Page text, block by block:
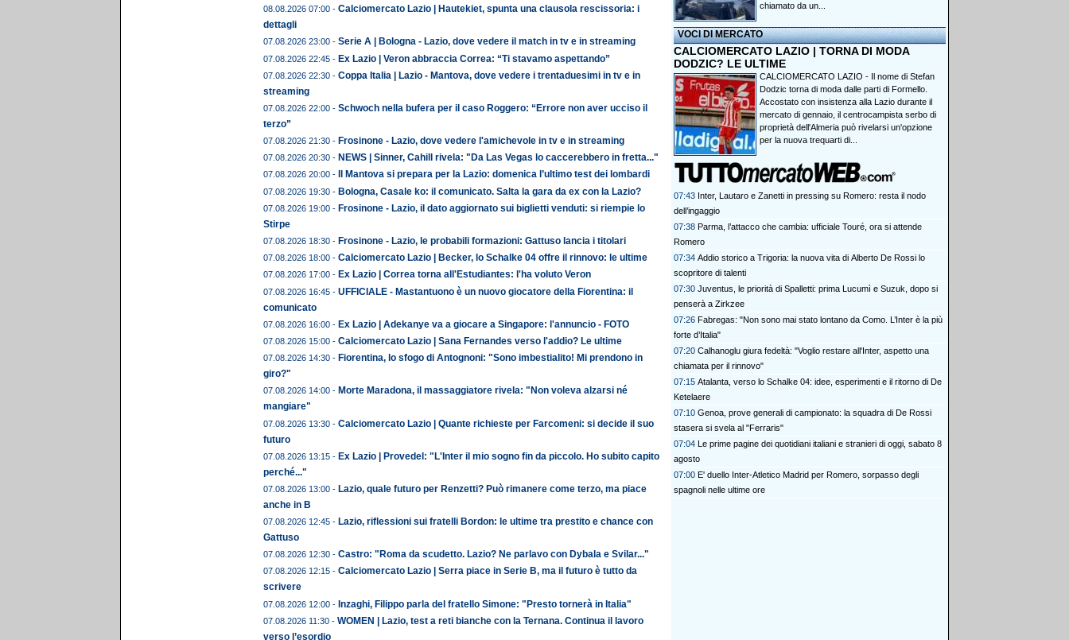
08.08.2026 07:00 - Calciomercato Lazio | Hautekiet, spunta una clausola rescissoria: i
dettagli
07.08.2026 23:00 - Serie A | Bologna - Lazio, dove vedere il match in tv e in streaming
07.08.2026 22:45 - Ex Lazio | Veron abbraccia Correa: “Ti stavamo aspettando”
07.08.2026 22:30 - Coppa Italia | Lazio - Mantova, dove vedere i trentaduesimi in tv e in
streaming
07.08.2026 22:00 - Schwoch nella bufera per il caso Roggero: “Errore non aver ucciso il
terzo”
07.08.2026 21:30 - Frosinone - Lazio, dove vedere l'amichevole in tv e in streaming
07.08.2026 20:30 - NEWS | Sinner, Cahill rivela: "Da Las Vegas lo caccerebbero in fretta..."
07.08.2026 20:00 - Il Mantova si prepara per la Lazio: domenica l’ultimo test dei lombardi
07.08.2026 19:30 - Bologna, Casale ko: il comunicato. Salta la gara da ex con la Lazio?
07.08.2026 19:00 - Frosinone - Lazio, il dato aggiornato sui biglietti venduti: si riempie lo
Stirpe
07.08.2026 18:30 - Frosinone - Lazio, le probabili formazioni: Gattuso lancia i titolari
07.08.2026 18:00 - Calciomercato Lazio | Becker, lo Schalke 04 offre il rinnovo: le ultime
07.08.2026 17:00 - Ex Lazio | Correa torna all'Estudiantes: l'ha voluto Veron
07.08.2026 16:45 - UFFICIALE - Mastantuono è un nuovo giocatore della Fiorentina: il
comunicato
07.08.2026 16:00 - Ex Lazio | Adekanye va a giocare a Singapore: l'annuncio - FOTO
07.08.2026 15:00 - Calciomercato Lazio | Sana Fernandes verso l'addio? Le ultime
07.08.2026 14:30 - Fiorentina, lo sfogo di Antognoni: "Sono imbestialito! Mi prendono in
giro?"
07.08.2026 14:00 - Morte Maradona, il massaggiatore rivela: "Non voleva alzarsi né
mangiare"
07.08.2026 13:30 - Calciomercato Lazio | Quante richieste per Farcomeni: si decide il suo
futuro
07.08.2026 13:15 - Ex Lazio | Provedel: "L'Inter il mio sogno fin da piccolo. Ho subito capito
perché..."
07.08.2026 13:00 - Lazio, quale futuro per Renzetti? Può rimanere come terzo, ma piace
anche in B
07.08.2026 12:45 - Lazio, riflessioni sui fratelli Bordon: le ultime tra prestito e chance con
Gattuso
07.08.2026 12:30 - Castro: "Roma da scudetto. Lazio? Ne parlavo con Dybala e Svilar..."
07.08.2026 12:15 - Calciomercato Lazio | Serra piace in Serie B, ma il futuro è tutto da
scrivere
07.08.2026 12:00 - Inzaghi, Filippo parla del fratello Simone: "Presto tornerà in Italia"
07.08.2026 11:30 - WOMEN | Lazio, test a reti bianche con la Ternana. Continua il lavoro
verso l’esordio
chiamato da un...
VOCI DI MERCATO
CALCIOMERCATO LAZIO | TORNA DI MODA
DODZIC? LE ULTIME
CALCIOMERCATO LAZIO - Il nome di Stefan
Dodzic torna di moda dalle parti di Formello.
Accostato con insistenza alla Lazio durante il
mercato di gennaio, il centrocampista serbo di
proprietà dell'Almeria può rivelarsi un'opzione
per la nuova trequarti di...
07:43 Inter, Lautaro e Zanetti in pressing su Romero: resta il nodo
dell’ingaggio
07:38 Parma, l’attacco che cambia: ufficiale Touré, ora si attende
Romero
07:34 Addio storico a Trigoria: la nuova vita di Alberto De Rossi lo
scopritore di talenti
07:30 Juventus, le priorità di Spalletti: prima Lucumì e Suzuk, dopo si
penserà a Zirkzee
07:26 Fabregas: "Non sono mai stato lontano da Como. L’Inter è la più
forte d’Italia"
07:20 Calhanoglu giura fedeltà: "Voglio restare all'Inter, aspetto una
chiamata per il rinnovo"
07:15 Atalanta, verso lo Schalke 04: idee, esperimenti e il ritorno di De
Ketelaere
07:10 Genoa, prove generali di campionato: la squadra di De Rossi
stasera si svela al "Ferraris"
07:04 Le prime pagine dei quotidiani italiani e stranieri di oggi, sabato 8
agosto
07:00 E' duello Inter-Atletico Madrid per Romero, sorpasso degli
spagnoli nelle ultime ore